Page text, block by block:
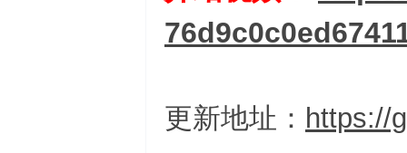
更新地址： https://